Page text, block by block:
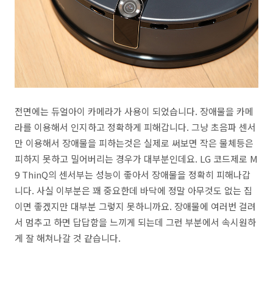
전면에는 듀얼아이 카메라가 사용이 되었습니다. 장애물을 카메
라를 이용해서 인지하고 정확하게 피해갑니다. 그냥 초음파 센서
만 이용해서 장애물을 피하는것은 실제로 써보면 작은 물체등은
피하지 못하고 밀어버리는 경우가 대부분인데요. LG 코드제로 M
9 ThinQ의 센서부는 성능이 좋아서 장애물을 정확히 피해나갑
니다. 사실 이부분은 꽤 중요한데 바닥에 정말 아무것도 없는 집
이면 좋겠지만 대부분 그렇지 못하니까요. 장애물에 여러번 걸려
서 멈추고 하면 답답함을 느끼게 되는데 그런 부분에서 속시원하
게 잘 해쳐나갈 것 같습니다.